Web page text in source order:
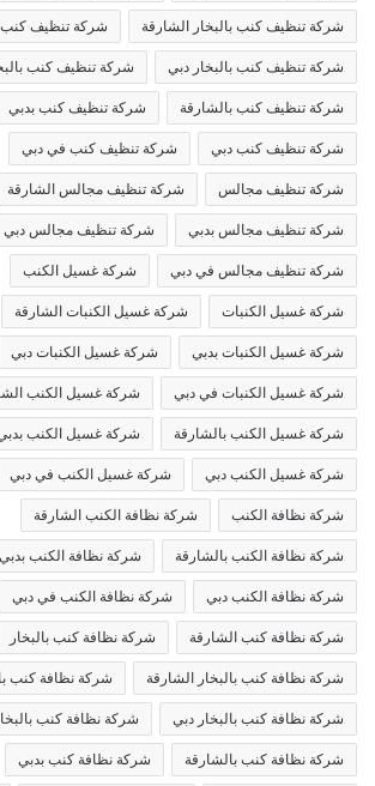
شركة تنظيف كنب بالبخار الشارقة شركة تنظيف كنب
شركة تنظيف كنب بالبخار دبي شركة تنظيف كنب
شركة تنظيف كنب بالشارقة شركة تنظيف كنب بدبي
شركة تنظيف كنب دبي شركة تنظيف كنب في دبي
شركة تنظيف مجالس شركة تنظيف مجالس الشارقة
شركة تنظيف مجالس بدبي شركة تنظيف مجالس دبي
شركة تنظيف مجالس في دبي شركة غسيل الكنب
شركة غسيل الكنبات شركة غسيل الكنبات الشارقة
شركة غسيل الكنبات بدبي شركة غسيل الكنبات دبي
شركة غسيل الكنبات في دبي شركة غسيل الكنب
شركة غسيل الكنب بالشارقة شركة غسيل الكنب
شركة غسيل الكنب دبي شركة غسيل الكنب في دبي
شركة نظافة الكنب شركة نظافة الكنب الشارقة
شركة نظافة الكنب بالشارقة شركة نظافة الكنب بدبي
شركة نظافة الكنب دبي شركة نظافة الكنب في دبي
شركة نظافة كنب الشارقة شركة نظافة كنب بالبخار
شركة نظافة كنب بالبخار الشارقة شركة نظافة كنب
شركة نظافة كنب بالبخار دبي شركة نظافة كنب
شركة نظافة كنب بالشارقة شركة نظافة كنب بدبي